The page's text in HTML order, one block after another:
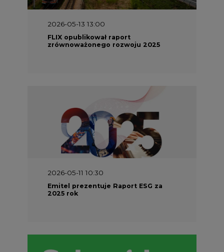
2026-05-13 13:00
FLIX opublikował raport
2026-05-11 10:30
Emitel prezentuje Raport ESG za
2025 rok